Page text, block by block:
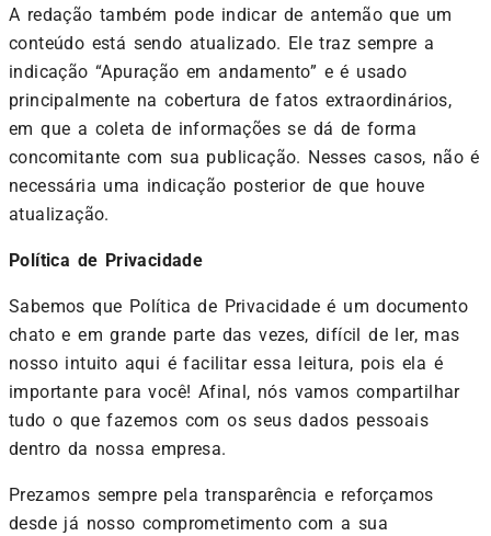
A redação também pode indicar de antemão que um
conteúdo está sendo atualizado. Ele traz sempre a
indicação “Apuração em andamento” e é usado
principalmente na cobertura de fatos extraordinários,
em que a coleta de informações se dá de forma
concomitante com sua publicação. Nesses casos, não é
necessária uma indicação posterior de que houve
atualização.
Política de Privacidade
Sabemos que Política de Privacidade é um documento
chato e em grande parte das vezes, difícil de ler, mas
nosso intuito aqui é facilitar essa leitura, pois ela é
importante para você! Afinal, nós vamos compartilhar
tudo o que fazemos com os seus dados pessoais
dentro da nossa empresa.
Prezamos sempre pela transparência e reforçamos
desde já nosso comprometimento com a sua